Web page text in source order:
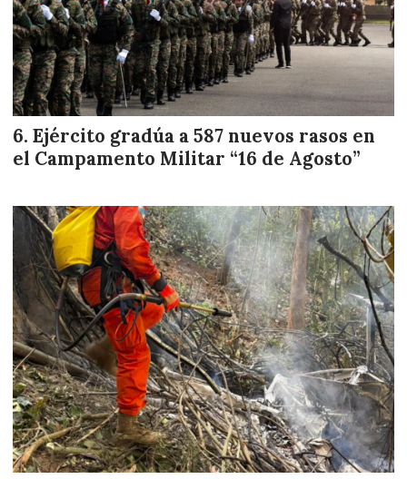
Ejército gradúa a 587 nuevos rasos en
el Campamento Militar “16 de Agosto”